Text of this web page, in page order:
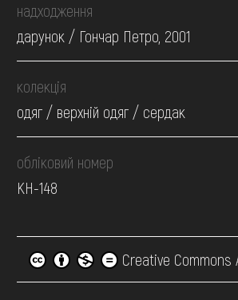
надходження
дарунок / Гончар Петро, 2001
колекція
одяг / верхній одяг / сердак
обліковий номер
КН-148
Creative